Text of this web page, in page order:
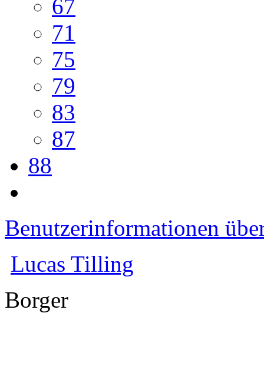
67
71
75
79
83
87
88
Benutzerinformationen
Lucas Tilling
Borger